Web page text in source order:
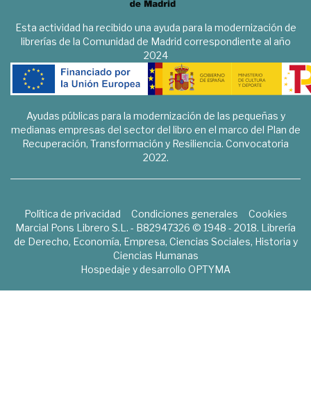
Esta actividad ha recibido una ayuda para la modernización de
librerías de la Comunidad de Madrid correspondiente al año
2024
Ayudas públicas para la modernización de las pequeñas y
medianas empresas del sector del libro en el marco del Plan de
Recuperación, Transformación y Resiliencia. Convocatoria
2022.
Política de privacidad Condiciones generales
Cookies
Marcial Pons Librero S.L. - B82947326 © 1948 - 2018. Librería
de Derecho, Economía, Empresa, Ciencias Sociales, Historia y
Ciencias Humanas
Hospedaje y desarrollo OPTYMA